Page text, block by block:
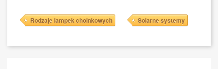
Rodzaje lampek choinkowych Solarne systemy